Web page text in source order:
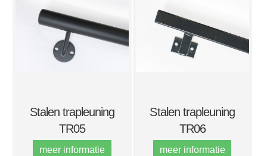
Stalen trapleuning
TR05
meer informatie
Stalen trapleuning
TR06
meer informatie